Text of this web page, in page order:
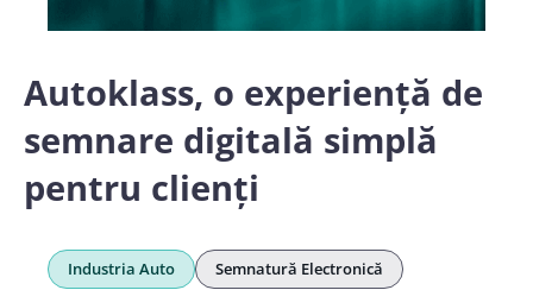
Autoklass, o experiență de
semnare digitală simplă
pentru clienți
Industria Auto Semnatură Electronică